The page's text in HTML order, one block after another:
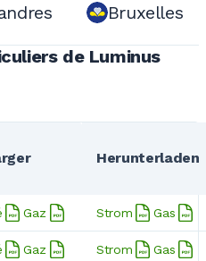
Bruxelles
de Luminus
Herunterladen
Gaz Strom Gas
Gaz Strom Gas